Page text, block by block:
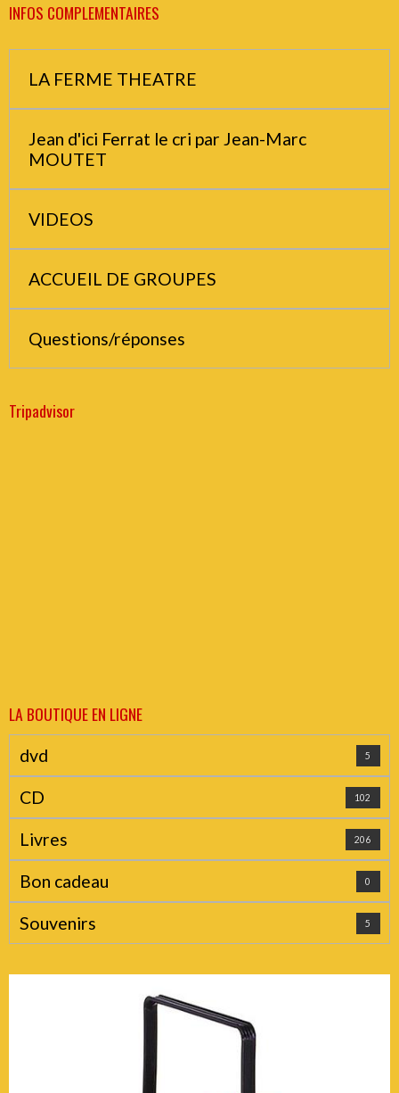
INFOS COMPLEMENTAIRES
LA FERME THEATRE
Jean d'ici Ferrat le cri par Jean-Marc
MOUTET
VIDEOS
ACCUEIL DE GROUPES
Questions/réponses
Tripadvisor
LA BOUTIQUE EN LIGNE
dvd 5
CD 102
Livres 206
Bon cadeau 0
Souvenirs 5